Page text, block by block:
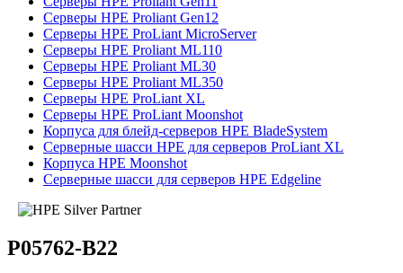
Серверы HPE Proliant Gen12
Серверы HPE ProLiant MicroServer
Серверы HPE Proliant ML110
Серверы HPE Proliant ML30
Серверы HPE Proliant ML350
Серверы HPE ProLiant XL
Серверы HPE ProLiant Moonshot
Корпуса для блейд-серверов HPE BladeSystem
Серверные шасси HPE для серверов ProLiant XL
Корпуса HPE Moonshot
Серверные шасси для серверов HPE Edgeline
P05762-B22